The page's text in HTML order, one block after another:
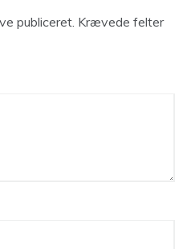
publiceret. Krævede felter